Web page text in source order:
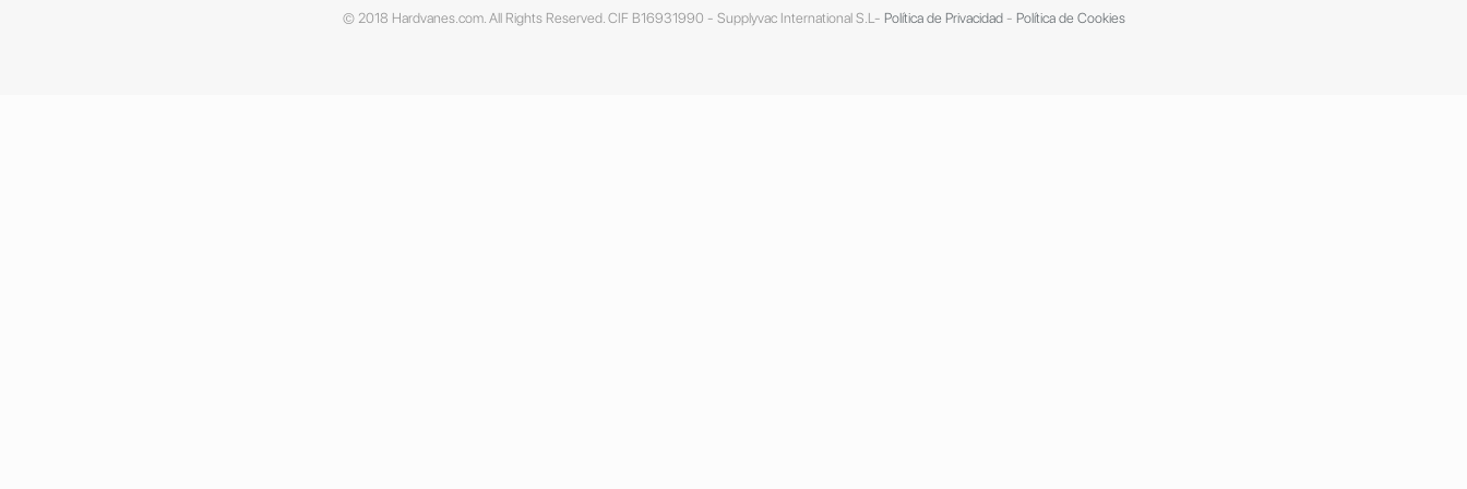
© 2018 Hardvanes.com. All Rights Reserved. CIF B16931990 - Supplyvac International S.L- Política de Privacidad- Política de Cookies